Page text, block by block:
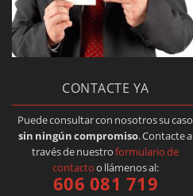
CONTACTE YA
Puede consultar con nosotros su caso
sin ningún compromiso. Contacte a
través de nuestroformulario de
contactoo llámenos al:
606 081 719